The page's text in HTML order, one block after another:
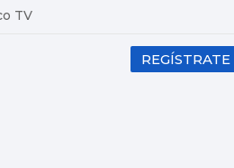
TV
REGÍSTRATE